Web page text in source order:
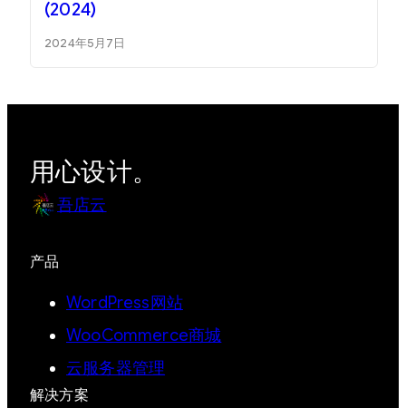
(2024)
2024年5月7日
用心设计。
吾店云
产品
WordPress网站
WooCommerce商城
云服务器管理
解决方案